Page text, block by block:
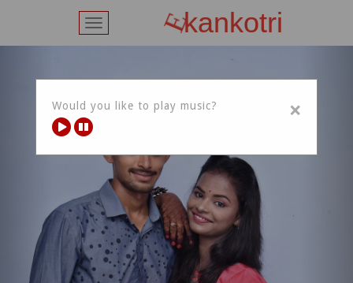
Toggle
Ekankotri
×
Would you like to play music?